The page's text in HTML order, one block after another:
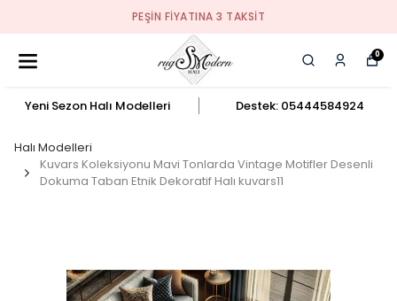
PEŞIN FIYATINA 3 TAKSIT
0
Yeni Sezon Halı Modelleri Destek: 05444584924
Halı Modelleri
Kuvars Koleksiyonu Mavi Tonlarda Vintage Motifler Desenli
Dokuma Taban Etnik Dekoratif Halı kuvars11